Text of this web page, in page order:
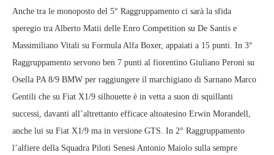
Anche tra le monoposto del 5° Raggruppamento ci sarà la sfida
speregio tra Alberto Matii delle Enro Competition su De Santis e
Massimiliano Vitali su Formula Alfa Boxer, appaiati a 15 punti. In 3°
Raggruppamento servono ben 7 punti al fiorentino Giuliano Peroni su
Osella PA 8/9 BMW per raggiungere il marchigiano di Sarnano Marco
Gentili che su Fiat X1/9 silhouette è in vetta a suon di squillanti
successi, davanti all’altrettanto efficace altoatesino Erwin Morandell,
anche lui su Fiat X1/9 ma in versione GTS. In 2° Raggruppamento
l’alfiere della Squadra Piloti Senesi Antonio Maiolo sulla sempre